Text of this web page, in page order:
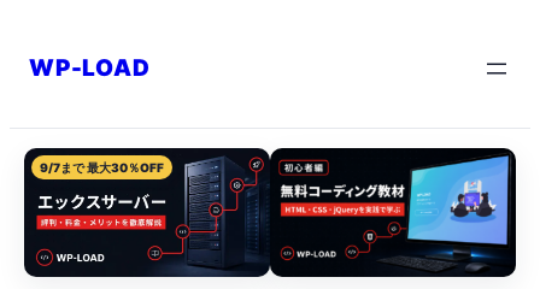
ス
キ
WP-LOAD
9/7まで 最大30％OFF